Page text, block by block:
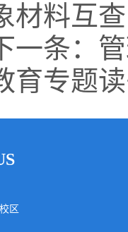
材料互查
一条：
育专题
区